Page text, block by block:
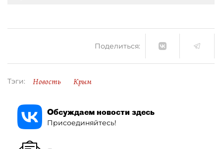
Поделиться:
Тэги: Новость Крым
Обсуждаем новости здесь
Присоединяйтесь!